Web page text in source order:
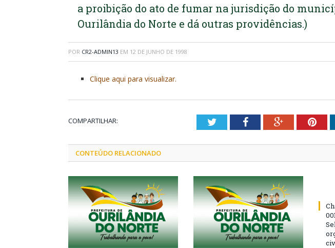
a proibição do ato de fumar na jurisdição do
Ourilândia do Norte e dá outras providências.)
POR CR2-ADMIN13 EM 12 DE JUNHO DE 1998
Clique aqui para visualizar.
COMPARTILHAR: TwitterFacebookGoogle+
CONTEÚDO RELACIONADO